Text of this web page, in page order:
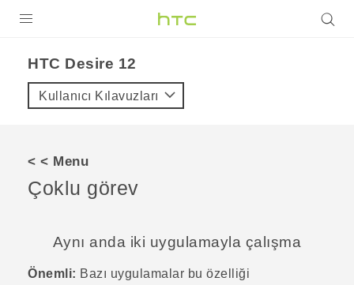
VIVE
VIVERSE
HTC Desire 12‎
Kullanıcı Kılavuzları
< < Menu
Çoklu görev
Aynı anda iki uygulamayla çalışma
Önemli: Bazı uygulamalar bu özelliği